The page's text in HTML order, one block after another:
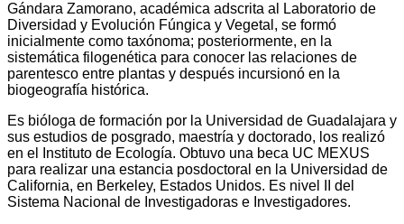
Gándara Zamorano, académica adscrita al Laboratorio de
Diversidad y Evolución Fúngica y Vegetal, se formó
inicialmente como taxónoma; posteriormente, en la
sistemática filogenética para conocer las relaciones de
parentesco entre plantas y después incursionó en la
biogeografía histórica.
Es bióloga de formación por la Universidad de Guadalajara y
sus estudios de posgrado, maestría y doctorado, los realizó
en el Instituto de Ecología. Obtuvo una beca UC MEXUS
para realizar una estancia posdoctoral en la Universidad de
California, en Berkeley, Estados Unidos. Es nivel II del
Sistema Nacional de Investigadoras e Investigadores.